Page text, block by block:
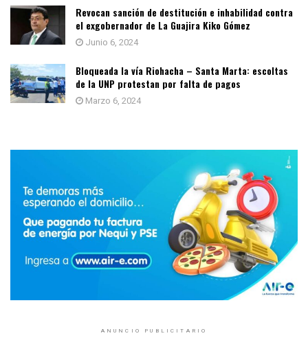
Revocan sanción de destitución e inhabilidad contra
el exgobernador de La Guajira Kiko Gómez
Junio 6, 2024
Bloqueada la vía Riohacha – Santa Marta: escoltas
de la UNP protestan por falta de pagos
Marzo 6, 2024
ANUNCIO PUBLICITARIO